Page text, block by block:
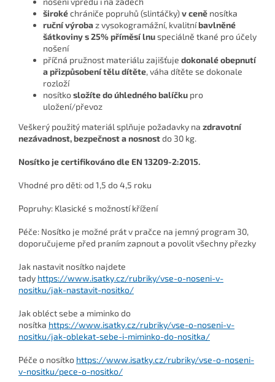
širokéchrániče popruhů (slintáčky)v ceně nosítka
ruční výrobaz vysokogramážní, kvalitníbavlněné
šátkoviny s 25% příměsí lnuspeciálně tkané pro účely
nošení
příčná pružnost materiálu zajišťuje dokonalé obepnutí
a přizpůsobení tělu dítěte, váha dítěte se dokonale
rozloží
nosítkosložíte do úhledného balíčku pro
uložení/převoz
Veškerý použitý materiál splňuje požadavky na zdravotní
nezávadnost, bezpečnost a nosnostdo 30 kg.
Nosítko je certifikováno dle EN 13209-2:2015.
Vhodné pro děti: od 1,5 do 4,5 roku
Popruhy: Klasické s možností křížení
Péče: Nosítko je možné prát v pračce na jemný program 30,
doporučujeme před praním zapnout a povolit všechny přezky
Jak nastavit nosítko najdete
tady https://www.isatky.cz/rubriky/vse-o-noseni-v-
nositku/jak-nastavit-nositko/
Jak obléct sebe a miminko do
nosítka https://www.isatky.cz/rubriky/vse-o-noseni-v-
nositku/jak-oblekat-sebe-i-miminko-do-nositka/
Péče o nosítko https://www.isatky.cz/rubriky/vse-o-noseni-
v-nositku/pece-o-nositko/